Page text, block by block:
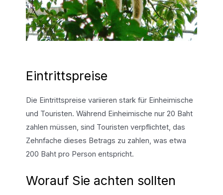
Eintrittspreise
Die Eintrittspreise variieren stark für Einheimische
und Touristen. Während Einheimische nur 20 Baht
zahlen müssen, sind Touristen verpflichtet, das
Zehnfache dieses Betrags zu zahlen, was etwa
200 Baht pro Person entspricht.
Worauf Sie achten sollten